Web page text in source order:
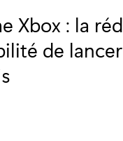
Xbox : la
de